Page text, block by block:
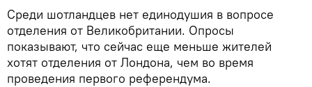
Среди шотландцев нет единодушия в вопросе
отделения от Великобритании. Опросы
показывают, что сейчас еще меньше жителей
хотят отделения от Лондона, чем во время
проведения первого референдума.